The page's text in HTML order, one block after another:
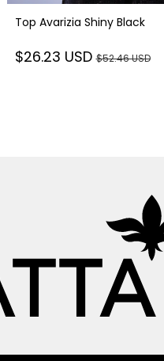
Top Avarizia Shiny Black
$26.23 USD$52.46 USD